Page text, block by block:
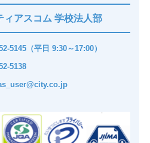
ィアスコム 学校法人部
5145（平日 9:30～17:00）
5138